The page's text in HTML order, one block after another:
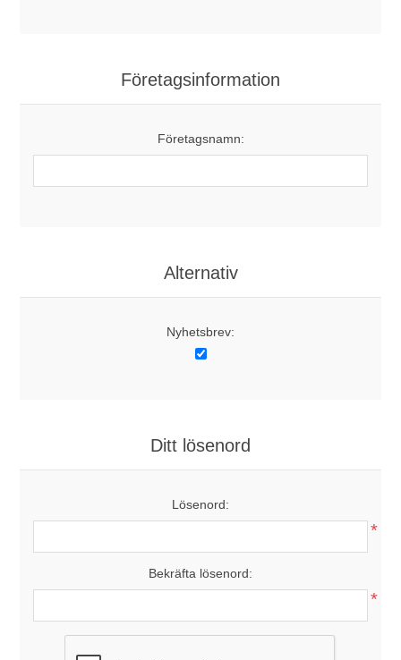
Företagsinformation
Företagsnamn:
Alternativ
Nyhetsbrev:
Ditt lösenord
Lösenord:
*
Bekräfta lösenord:
*